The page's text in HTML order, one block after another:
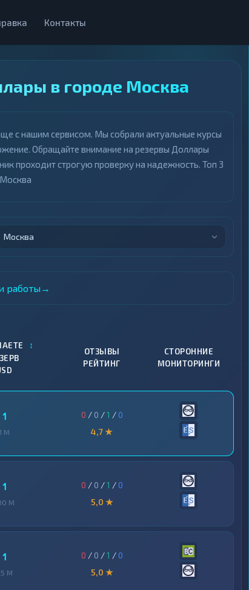
Контакты
в городе Москва
с нашим сервисом. Мы собрали актуальные курсы
Обращайте внимание на резервы Доллары
проходит строгую проверку на надежность. Топ 3
Москва
работы →
↕
ОТЗЫВЫ
РЕЙТИНГ
СТОРОННИЕ
МОНИТОРИНГИ
1
1 M
0 / 0 /1 /0
4,7 ★
1
M
0 / 0 /1 /0
5,0 ★
1
M
0 / 0 /1 /0
5,0 ★